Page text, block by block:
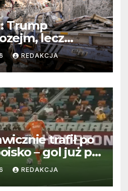
Trump
lecz
zakończenia
REDAKCJA
trafił po
– gol już po
REDAKCJA